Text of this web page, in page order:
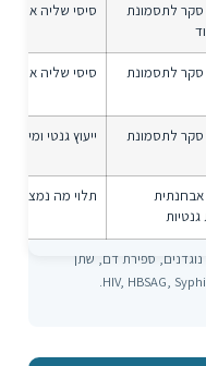
סקר לתסמונת
סיסי שליה או מי
סקר לתסמונת
סיסי שליה או מי
סקר לתסמונת
ייעוץ גנטי ומי
גנטיות
תלוי מה נמצא
ספירת דם, שתן